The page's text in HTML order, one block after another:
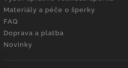
Materiály a péče o šperky
FAQ
Doprava a platba
Novinky